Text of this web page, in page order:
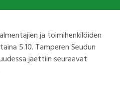
ja toimihenkilöiden
5.10. Tamperen Seudun
jaettiin seuraavat